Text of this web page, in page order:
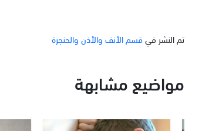
تم النشر فيقسم الأنف والأذن والحنجرة
مواضيع مشابهة